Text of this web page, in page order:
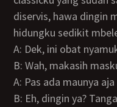
diservis, hawa dingin
hidungku sedikit
A: Dek, ini obat
B: Wah, makasih
A: Pas ada maunya
B: Eh, dingin ya?